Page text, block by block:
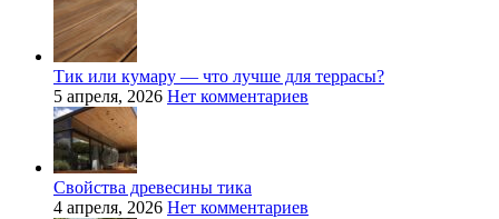
Тик или кумару — что лучше для террасы?
5 апреля, 2026 Нет комментариев
Свойства древесины тика
4 апреля, 2026 Нет комментариев